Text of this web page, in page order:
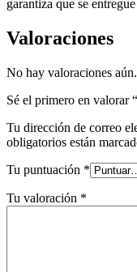
garantiza que se
Valoraciones
No hay valoraciones aún.
Sé el primero en
Tu dirección de correo
obligatorios están
Tu puntuación *
Tu valoración *